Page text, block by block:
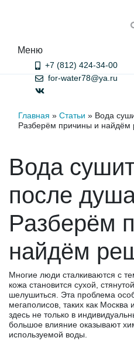
+7 (812) 424-34-00
for-water78@ya.ru
Меню
Главная » Статьи » Вода
Разберём причины и найдём
Вода
после
Разберём
найдём
Многие люди сталкиваются с
кожа становится сухой,
шелушиться. Эта проблема
мегаполисов, таких как Москва
здесь не только в
большое влияние оказывают
используемой воды.